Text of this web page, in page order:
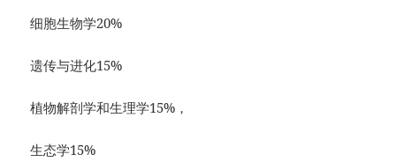
细胞生物学20%
遗传与进化15%
植物解剖学和生理学15%，
生态学15%